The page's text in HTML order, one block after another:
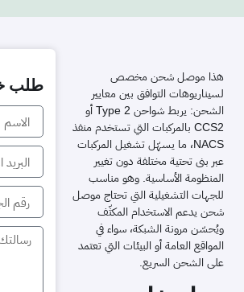
هذا موصل شحن مخصص
لسيناريوهات التوافق بين معايير
الشحن: يربط شواحن Type 2 أو
CCS2 بالمركبات التي تستخدم منفذ
NACS، ما يسهّل تشغيل المركبات
عبر بنى تحتية مختلفة دون تغيير
المنظومة الأساسية. وهو مناسب
للجهات التشغيلية التي تحتاج موصل
شحن يدعم الاستخدام المكثّف
ويُحسّن مرونة الشبكة، سواء في
المواقع العامة أو البيئات التي تعتمد
على الشحن السريع.
طلب